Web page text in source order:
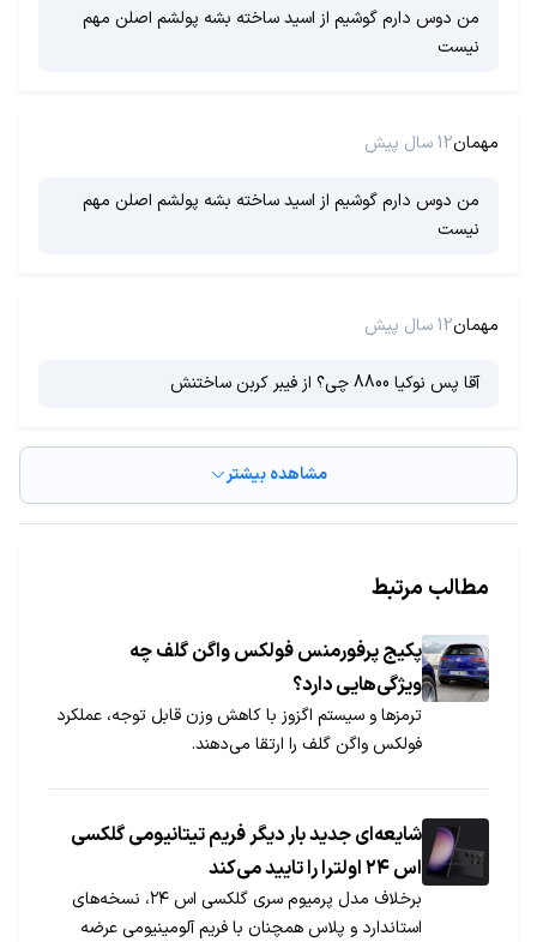
من دوس دارم گوشیم از اسید ساخته بشه پولشم اصلن مهم
نیست
مهمان12 سال پیش
من دوس دارم گوشیم از اسید ساخته بشه پولشم اصلن مهم
نیست
مهمان12 سال پیش
آقا پس نوکیا 8800 چی؟ از فیبر کربن ساختنش
مشاهده بیشتر
مطالب مرتبط
پکیج پرفورمنس فولکس واگن گلف چه
ویژگی‌هایی دارد؟
ترمزها و سیستم اگزوز با کاهش وزن قابل توجه، عملکرد
فولکس واگن گلف را ارتقا می‌دهند.
شایعه‌ای جدید بار دیگر فریم تیتانیومی گلکسی
اس ۲۴ اولترا را تایید می‌کند
برخلاف مدل پرمیوم سری گلکسی اس ۲۴، نسخه‌های
استاندارد و پلاس همچنان با فریم آلومینیومی عرضه